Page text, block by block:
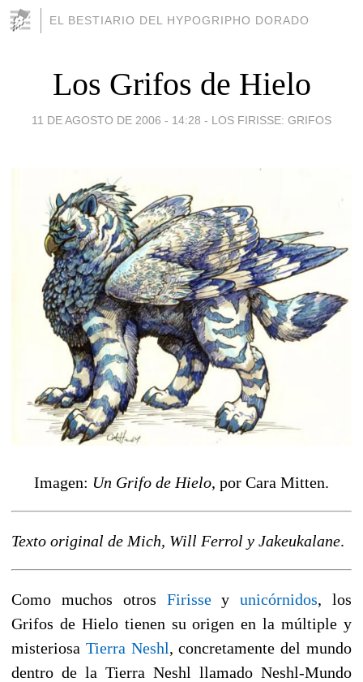
EL BESTIARIO DEL HYPOGRIPHO DORADO
Los Grifos de Hielo
11 DE AGOSTO DE 2006 - 14:28 - LOS FIRISSE: GRIFOS
Imagen: Un Grifo de Hielo, por Cara Mitten.
Texto original de Mich, Will Ferrol y Jakeukalane.
Como muchos otros Firisseyunicórnidos, los
Grifos de Hielo tienen su origen en la múltiple y
misteriosa Tierra Neshl, concretamente del mundo
dentro de la Tierra Neshl llamado Neshl-Mundo